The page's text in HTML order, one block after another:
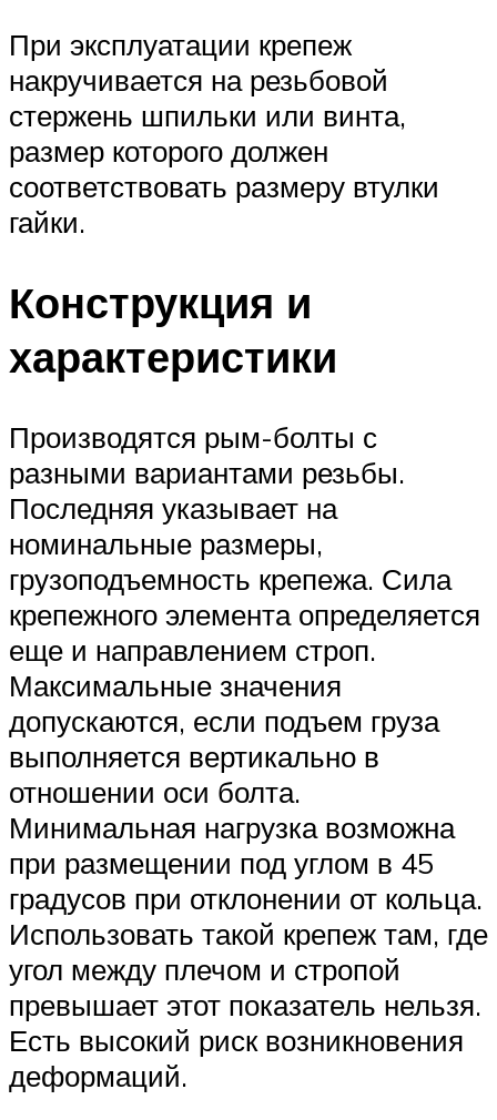
При эксплуатации крепеж
накручивается на резьбовой
стержень шпильки или винта,
размер которого должен
соответствовать размеру втулки
гайки.
Конструкция и
характеристики
Производятся рым-болты с
разными вариантами резьбы.
Последняя указывает на
номинальные размеры,
грузоподъемность крепежа. Сила
крепежного элемента определяется
еще и направлением строп.
Максимальные значения
допускаются, если подъем груза
выполняется вертикально в
отношении оси болта.
Минимальная нагрузка возможна
при размещении под углом в 45
градусов при отклонении от кольца.
Использовать такой крепеж там, где
угол между плечом и стропой
превышает этот показатель нельзя.
Есть высокий риск возникновения
деформаций.